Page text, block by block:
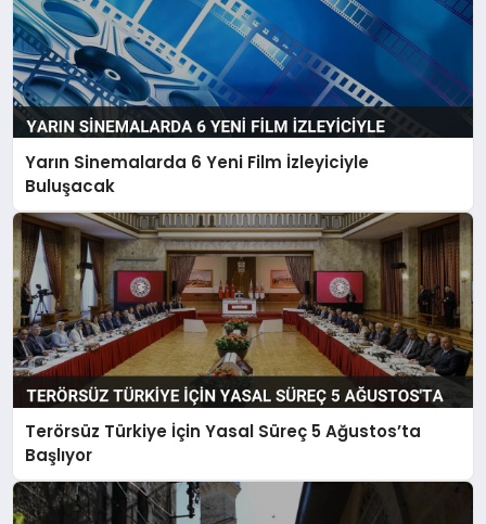
Yarın Sinemalarda 6 Yeni Film İzleyiciyle
Buluşacak
Terörsüz Türkiye İçin Yasal Süreç 5 Ağustos’ta
Başlıyor